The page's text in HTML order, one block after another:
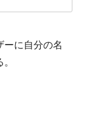
に自分の名